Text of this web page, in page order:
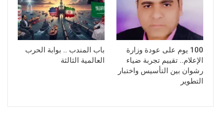
100 يوم على عودة وزارة
الإعلام.. تقييم تجربة ضياء
رشوان بين التأسيس واختبار
التطوير
باب المندب .. بوابة الحرب
العالمية الثالثة